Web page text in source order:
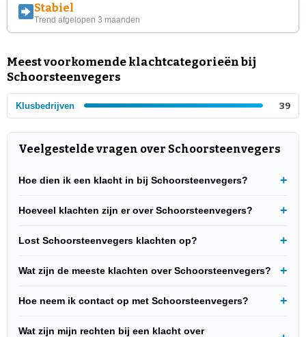
Stabiel
Trend afgelopen 3 maanden
Meest voorkomende klachtcategorieën bij
Schoorsteenvegers
Klusbedrijven 39
Veelgestelde vragen over Schoorsteenvegers
Hoe dien ik een klacht in bij Schoorsteenvegers?
Hoeveel klachten zijn er over Schoorsteenvegers?
Lost Schoorsteenvegers klachten op?
Wat zijn de meeste klachten over Schoorsteenvegers?
Hoe neem ik contact op met Schoorsteenvegers?
Wat zijn mijn rechten bij een klacht over